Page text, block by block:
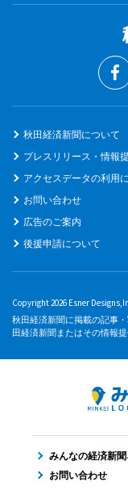
秋田経済新聞について
プレスリリース・情報
アクセスデータの利用
お問い合わせ
広告のご案内
後援申請について
Copyright 2026 Esner
秋田経済新聞に掲載の記事
田経済新聞またはその情報提
みんなの経済新
お問い合わせ